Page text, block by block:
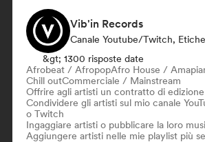
Vib'in Records
&gt; 1300 risposte date
Afrobeat / AfropopAfro House /
Chill outCommerciale / Mainstream
Offrire agli artisti un contratto di edizione
Condividere gli artisti sul mio canale
o Twitch
Ingaggiare artisti o pubblicare la loro
Aggiungere artisti nelle mie playlist più